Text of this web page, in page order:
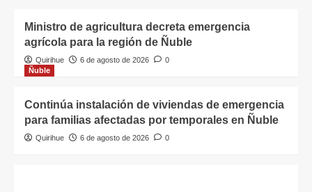
Ministro de agricultura decreta emergencia
agrícola para la región de Ñuble
Quirihue 6 de agosto de 2026
0
Ñuble
Continúa instalación de viviendas de emergencia
para familias afectadas por temporales en Ñuble
Quirihue 6 de agosto de 2026 0